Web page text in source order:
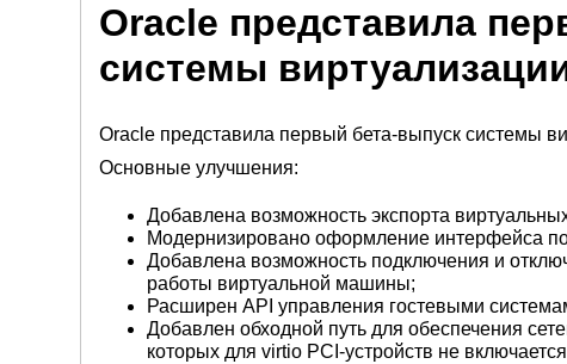
Oracle представила
системы
Oracle представила первый бета-выпуск системы
Основные улучшения:
Добавлена возможность экспорта
Модернизировано оформление интерфейса
Добавлена возможность подключения и
работы виртуальной машины;
Расширен API управления гостевыми
Добавлен обходной путь для обеспечения
которых для virtio PCI-устройств не